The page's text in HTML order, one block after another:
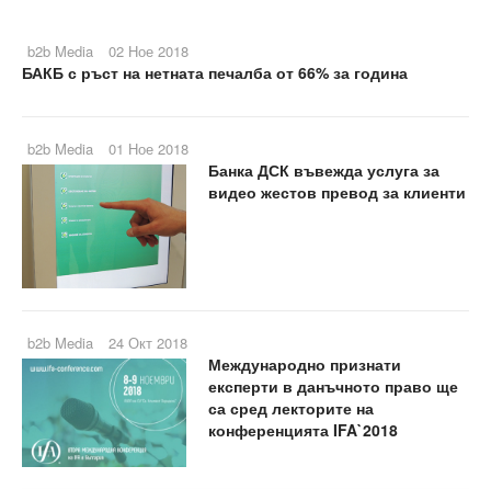
b2b Media 02 Ное 2018
БАКБ с ръст на нетната печалба от 66% за година
b2b Media 01 Ное 2018
Банка ДСК въвежда услуга за
видео жестов превод за клиенти
b2b Media 24 Окт 2018
Международно признати
експерти в данъчното право ще
са сред лекторите на
конференцията IFA`2018